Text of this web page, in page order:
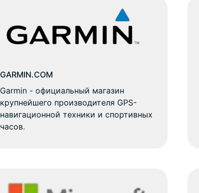
GARMIN.COM
Garmin - официальный магазин
крупнейшего производителя GPS-
навигационной техники и спортивных
часов.